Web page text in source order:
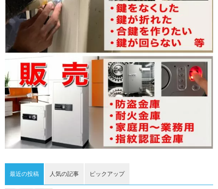
最近の投稿 人気の記事 ピックアップ